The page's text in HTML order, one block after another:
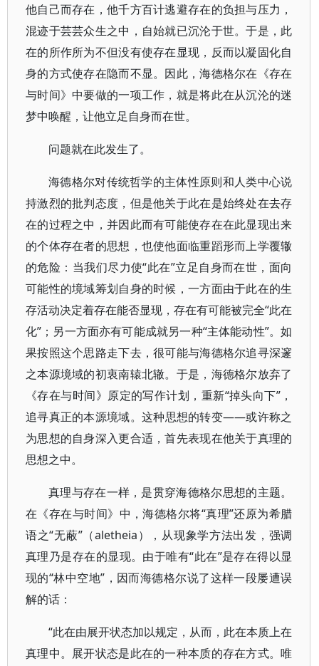
他自己而存在，他千方百计逃避存在的负担与压力，
混迹于芸芸众生之中，自始就已沉沦于世。于是，此
在的所作所为不但没有使存在显现，反而以凝固化自
身的方式使存在隐而不显。因此，海德格尔在《存在
与时间》中要做的一项工作，就是将此在从沉沦的迷
梦中唤醒，让他立足自身而在世。
问题就在此发生了。
海德格尔对传统哲学的主体性原则和人类中心说
持激烈的批判态度，但是他关于此在是始终处在去存
在的过程之中，并因此而有可能使存在在此显现出来
的个体存在者的思想，也使他面临重蹈形而上学覆辙
的危险：当我们尽力使“此在”立足自身而在世，面向
可能性的境域筹划自身的时候，一方面由于此在的生
存活动决定着存在能否显现，存在有可能被完全“此在
化”；另一方面亦有可能成就另一种“主体能动性”。如
果按照这个思路走下去，很可能与海德格尔追寻深邃
之本源境域的初衷南辕北辙。于是，海德格尔放弃了
《存在与时间》原定的写作计划，重新“掉头向下”，
追寻真正的本源境域。这种思想的转变――或许称之
为思想的自身深入更合适，首先表现在他关于真理的
思想之中。
真理与存在一样，是贯穿海德格尔思想的主题。
在《存在与时间》中，海德格尔将“真理”还原为希腊
语之“无蔽”（aletheia），从现象学方法出发，强调
真理乃是存在的显现。由于唯有“此在”是存在得以显
现的“林中空地”，因而海德格尔说了这样一段屡遭误
解的话：
“此在由展开状态加以规定，从而，此在本质上在
真理中。展开状态是此在的一种本质的存在方式。唯